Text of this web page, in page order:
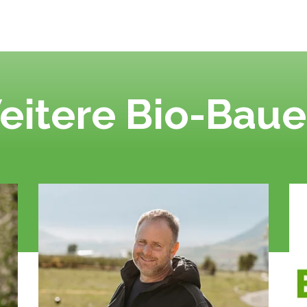
Bio-